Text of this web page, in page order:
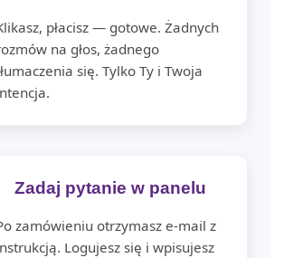
płacisz — gotowe. Żadnych
na głos, żadnego
się. Tylko Ty i Twoja
Zadaj pytanie w panelu
zamówieniu otrzymasz e-mail z
Logujesz się i wpisujesz